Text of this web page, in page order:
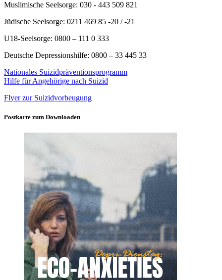
Muslimische Seelsorge: 030 - 443 509 821
Jüdische Seelsorge: 0211 469 85 -20 / -21
U18-Seelsorge: 0800 – 111 0 333
Deutsche Depressionshilfe: 0800 – 33 445 33
Nationales Suizidpräventionsprogramm
Hilfe für Angehörige nach Suizid
Flyer zur Suizidvorbeugung
Postkarte zum Downloaden